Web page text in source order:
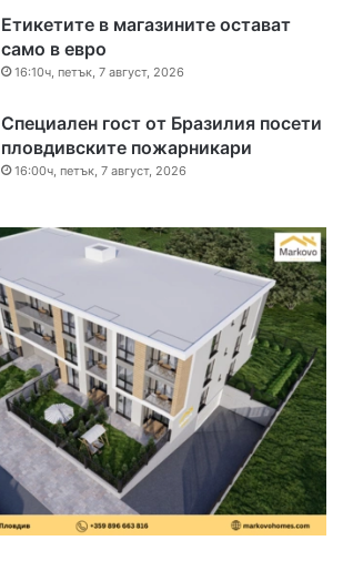
Етикетите в магазините остават
само в евро
16:10ч, петък, 7 август, 2026
Специален гост от Бразилия посети
пловдивските пожарникари
16:00ч, петък, 7 август, 2026